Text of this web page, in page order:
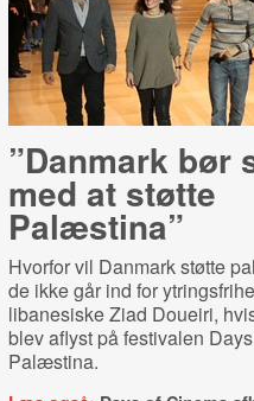
”Danmark bør
med at støtte
Palæstina”
Hvorfor vil Danmark støtte
de ikke går ind for
libanesiske Ziad Doueiri,
blev aflyst på festivalen
Palæstina.